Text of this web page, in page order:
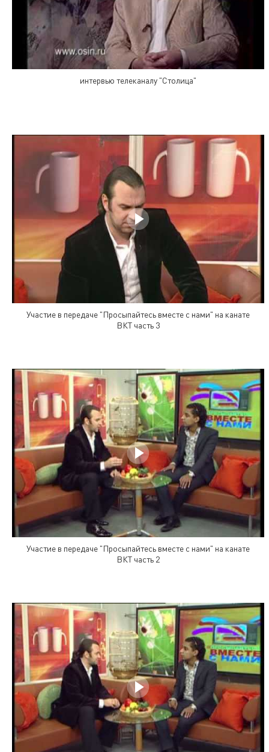
интервью телеканалу "Столица"
Участие в передаче "Просыпайтесь вместе с нами" на канате
ВКТ часть 3
Участие в передаче "Просыпайтесь вместе с нами" на канате
ВКТ часть 2